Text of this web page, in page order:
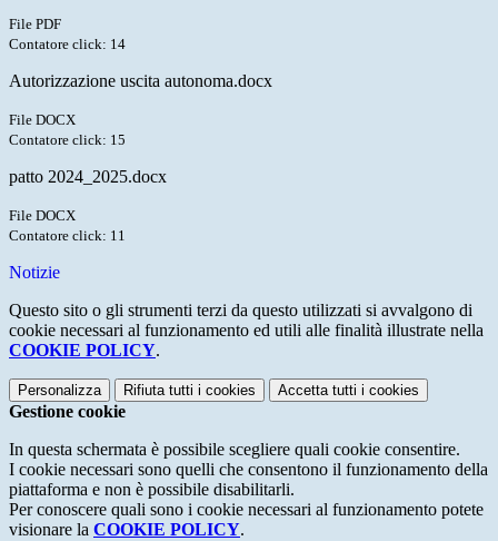
File PDF
Contatore click: 14
Autorizzazione uscita autonoma.docx
File DOCX
Contatore click: 15
patto 2024_2025.docx
File DOCX
Contatore click: 11
Notizie
Questo sito o gli strumenti terzi da questo utilizzati si avvalgono di
cookie necessari al funzionamento ed utili alle finalità illustrate nella
COOKIE POLICY.
Personalizza Rifiuta tutti i cookies Accetta tutti i cookies
Gestione cookie
In questa schermata è possibile scegliere quali cookie consentire.
I cookie necessari sono quelli che consentono il funzionamento della
piattaforma e non è possibile disabilitarli.
Per conoscere quali sono i cookie necessari al funzionamento potete
visionare la COOKIE POLICY.